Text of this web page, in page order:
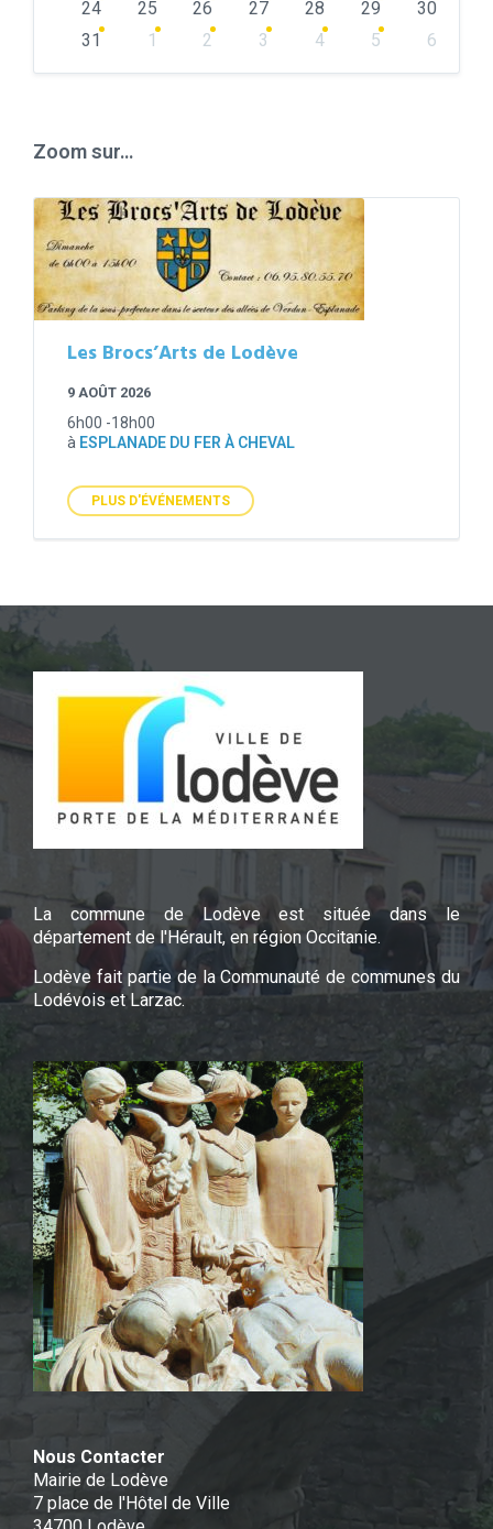
24
25 26 27 28 29
30
31
1 2 3 4 5
6
Zoom sur…
Les Brocs’Arts de Lodève
9 AOÛT 2026
6h00 -18h00
à ESPLANADE DU FER À CHEVAL
PLUS D'ÉVÉNEMENTS
La commune de Lodève est située dans le
département de l'Hérault, en région Occitanie.
Lodève fait partie de la Communauté de communes du
Lodévois et Larzac.
Nous Contacter
Mairie de Lodève
7 place de l'Hôtel de Ville